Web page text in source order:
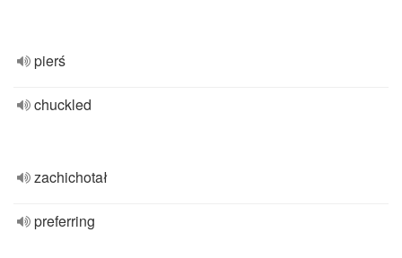
pierś
chuckled
zachichotał
preferring